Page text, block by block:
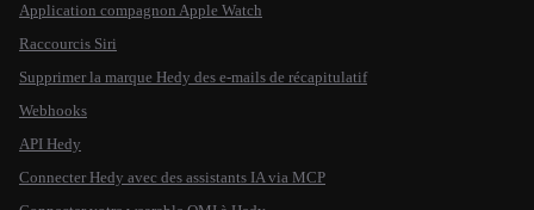
Application compagnon Apple Watch
Raccourcis Siri
Supprimer la marque Hedy des e-mails de récapitulatif
Webhooks
API Hedy
Connecter Hedy avec des assistants IA via MCP